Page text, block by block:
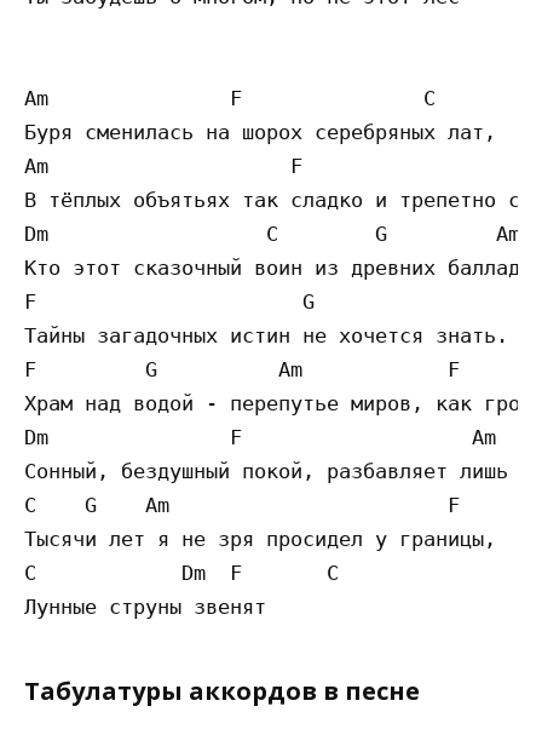
Am               F               C
Буря сменилась на шорох серебряных лат,
Am                    F                  G
В тёплых объятьях так сладко и трепетно
Dm                  C        G         Am
Кто этот сказочный воин из древних баллад?
F                      G
Тайны загадочных истин не хочется знать.
F         G          Am            F
Храм над водой - перепутье миров, как
Dm               F                   Am
Сонный, бездушный покой, разбавляет лишь
C    G    Am                       F
Тысячи лет я не зря просидел у границы,
C            Dm  F       C
Табулатуры аккордов в песне